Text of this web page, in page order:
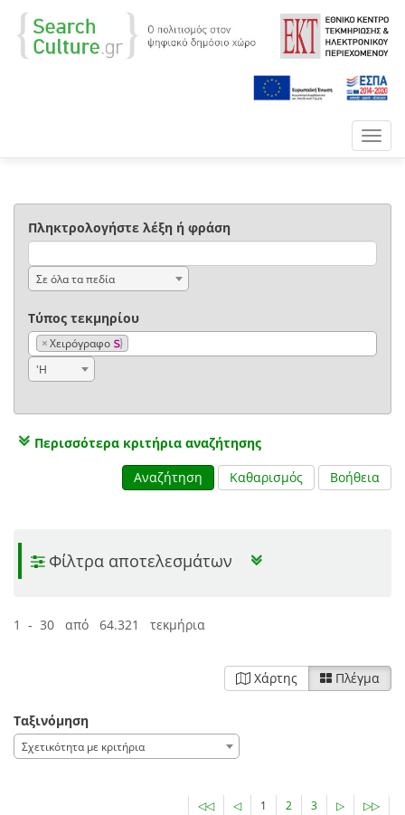
Πληκτρολογήστε λέξη ή φράση
Σε όλα τα πεδία
Τύπος τεκμηρίου
×Χειρόγραφο
'Η
Περισσότερα κριτήρια αναζήτησης
Αναζήτηση
Καθαρισμός Βοήθεια
Φίλτρα αποτελεσμάτων
1 - 30 από 64.321 τεκμήρια
Χάρτης Πλέγμα
Ταξινόμηση
Σχετικότητα με κριτήρια
◁◁ ◁ 1 2 3 ▷ ▷▷